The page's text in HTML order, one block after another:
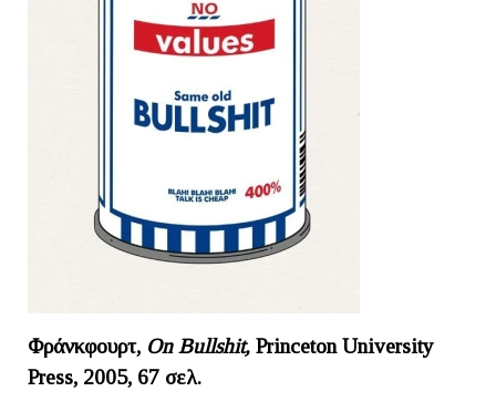
Φράνκφουρτ, On Bullshit, Princeton University
Press, 2005, 67 σελ.